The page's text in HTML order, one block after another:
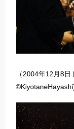
（2004年12月8